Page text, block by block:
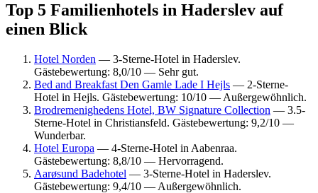
Top 5 Familienhotels in Haderslev auf
einen Blick
Hotel Norden — 3-Sterne-Hotel in Haderslev.
Gästebewertung: 8,0/10 — Sehr gut.
Bed and Breakfast Den Gamle Lade I Hejls — 2-Sterne-
Hotel in Hejls. Gästebewertung: 10/10 — Außergewöhnlich.
Brodremenighedens Hotel, BW Signature Collection — 3.5-
Sterne-Hotel in Christiansfeld. Gästebewertung: 9,2/10 —
Wunderbar.
Hotel Europa — 4-Sterne-Hotel in Aabenraa.
Gästebewertung: 8,8/10 — Hervorragend.
Aarøsund Badehotel — 3-Sterne-Hotel in Haderslev.
Gästebewertung: 9,4/10 — Außergewöhnlich.